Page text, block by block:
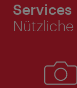
Services